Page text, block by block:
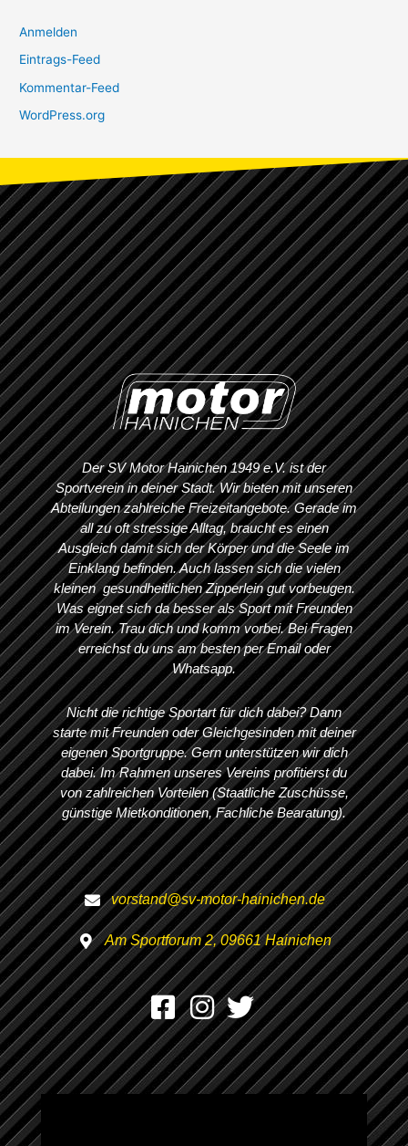
Anmelden
Eintrags-Feed
Kommentar-Feed
WordPress.org
Der SV Motor Hainichen 1949 e.V. ist der
Sportverein in deiner Stadt. Wir bieten mit unseren
Abteilungen zahlreiche Freizeitangebote. Gerade im
all zu oft stressige Alltag, braucht es einen
Ausgleich damit sich der Körper und die Seele im
Einklang befinden. Auch lassen sich die vielen
kleinen gesundheitlichen Zipperlein gut vorbeugen.
Was eignet sich da besser als Sport mit Freunden
im Verein. Trau dich und komm vorbei. Bei Fragen
erreichst du uns am besten per Email oder
Whatsapp.
Nicht die richtige Sportart für dich dabei? Dann
starte mit Freunden oder Gleichgesinden mit deiner
eigenen Sportgruppe. Gern unterstützen wir dich
dabei. Im Rahmen unseres Vereins profitierst du
von zahlreichen Vorteilen (Staatliche Zuschüsse,
günstige Mietkonditionen, Fachliche Bearatung).
vorstand@sv-motor-hainichen.de
Am Sportforum 2, 09661 Hainichen